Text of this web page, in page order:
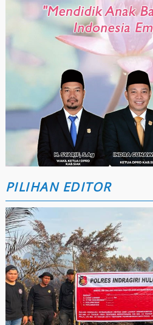
PILIHAN EDITOR